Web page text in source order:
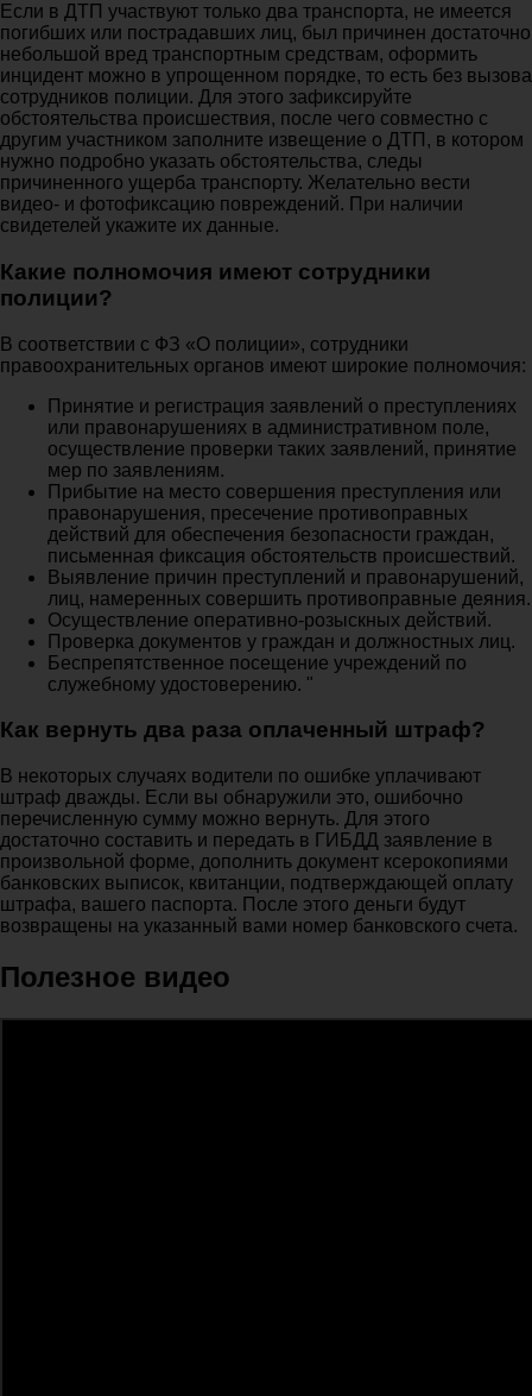
Если в ДТП участвуют только два транспорта, не имеется
погибших или пострадавших лиц, был причинен достаточно
небольшой вред транспортным средствам, оформить
инцидент можно в упрощенном порядке, то есть без вызова
сотрудников полиции. Для этого зафиксируйте
обстоятельства происшествия, после чего совместно с
другим участником заполните извещение о ДТП, в котором
нужно подробно указать обстоятельства, следы
причиненного ущерба транспорту. Желательно вести
видео- и фотофиксацию повреждений. При наличии
свидетелей укажите их данные.
Какие полномочия имеют сотрудники
полиции?
В соответствии с ФЗ «О полиции», сотрудники
правоохранительных органов имеют широкие полномочия:
Принятие и регистрация заявлений о преступлениях
или правонарушениях в административном поле,
осуществление проверки таких заявлений, принятие
мер по заявлениям.
Прибытие на место совершения преступления или
правонарушения, пресечение противоправных
действий для обеспечения безопасности граждан,
письменная фиксация обстоятельств происшествий.
Выявление причин преступлений и правонарушений,
лиц, намеренных совершить противоправные деяния.
Осуществление оперативно-розыскных действий.
Проверка документов у граждан и должностных лиц.
Беспрепятственное посещение учреждений по
служебному удостоверению. "
Как вернуть два раза оплаченный штраф?
В некоторых случаях водители по ошибке уплачивают
штраф дважды. Если вы обнаружили это, ошибочно
перечисленную сумму можно вернуть. Для этого
достаточно составить и передать в ГИБДД заявление в
произвольной форме, дополнить документ ксерокопиями
банковских выписок, квитанции, подтверждающей оплату
штрафа, вашего паспорта. После этого деньги будут
возвращены на указанный вами номер банковского счета.
Полезное видео